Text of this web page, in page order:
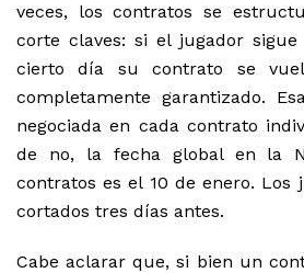
veces, los contratos se
corte claves: si el jugador
cierto día su contrato se
completamente garantizado.
negociada en cada contrato
de no, la fecha global en la
contratos es el 10 de enero. Los
cortados tres días antes.
Cabe aclarar que, si bien un